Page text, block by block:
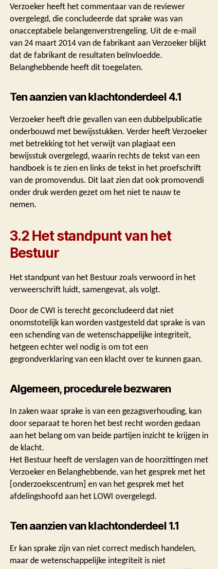
Verzoeker heeft het commentaar van de reviewer
overgelegd, die concludeerde dat sprake was van
onacceptabele belangenverstrengeling. Uit de e-mail
van 24 maart 2014 van de fabrikant aan Verzoeker blijkt
dat de fabrikant de resultaten beïnvloedde.
Belanghebbende heeft dit toegelaten.
Ten aanzien van klachtonderdeel 4.1
Verzoeker heeft drie gevallen van een dubbelpublicatie
onderbouwd met bewijsstukken. Verder heeft Verzoeker
met betrekking tot het verwijt van plagiaat een
bewijsstuk overgelegd, waarin rechts de tekst van een
handboek is te zien en links de tekst in het proefschrift
van de promovendus. Dit laat zien dat ook promovendi
onder druk werden gezet om het niet te nauw te
nemen.
3.2 Het standpunt van het
Bestuur
Het standpunt van het Bestuur zoals verwoord in het
verweerschrift luidt, samengevat, als volgt.
Door de CWI is terecht geconcludeerd dat niet
onomstotelijk kan worden vastgesteld dat sprake is van
een schending van de wetenschappelijke integriteit,
hetgeen echter wel nodig is om tot een
gegrondverklaring van een klacht over te kunnen gaan.
Algemeen, procedurele bezwaren
In zaken waar sprake is van een gezagsverhouding, kan
door separaat te horen het best recht worden gedaan
aan het belang om van beide partijen inzicht te krijgen in
de klacht.
Het Bestuur heeft de verslagen van de hoorzittingen met
Verzoeker en Belanghebbende, van het gesprek met het
[onderzoekscentrum] en van het gesprek met het
afdelingshoofd aan het LOWI overgelegd.
Ten aanzien van klachtonderdeel 1.1
Er kan sprake zijn van niet correct medisch handelen,
maar de wetenschappelijke integriteit is niet